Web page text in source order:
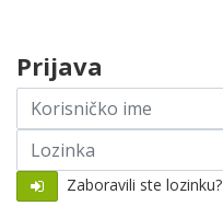
Prijava
Korisničko
ime
Lozinka
Zaboravili ste lozinku?